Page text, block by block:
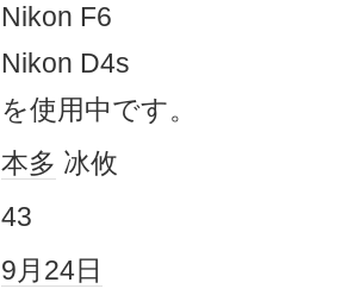
Nikon F6
Nikon D4s
を使用中です。
本多 冰攸
43
9月24日